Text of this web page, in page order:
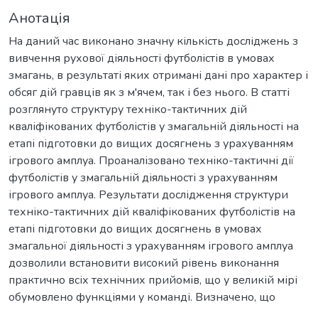
Анотація
На даний час виконано значну кількість досліджень з
вивчення рухової діяльності футболістів в умовах
змагань, в результаті яких отримані дані про характер і
обсяг дій гравців як з м'ячем, так і без нього. В статті
розглянуто структуру техніко-тактичних дій
кваліфікованих футболістів у змагальній діяльності на
етапі підготовки до вищих досягнень з урахуванням
ігрового амплуа. Проаналізовано техніко-тактичні дії
футболістів у змагальній діяльності з урахуванням
ігрового амплуа. Результати дослідження структури
техніко-тактичних дій кваліфікованих футболістів на
етапі підготовки до вищих досягнень в умовах
змагальної діяльності з урахуванням ігрового амплуа
дозволили встановити високий рівень виконання
практично всіх технічних прийомів, що у великій мірі
обумовлено функціями у команді. Визначено, що